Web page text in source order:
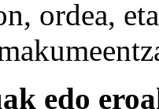
ordea,
edo